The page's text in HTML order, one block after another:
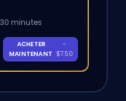
minutes
ACHETER
MAINTENANT
-
$7.50